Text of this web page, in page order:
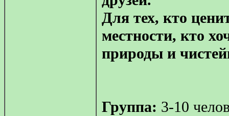
Для тех, кто
местности, кто
природы и
Группа: 3-10